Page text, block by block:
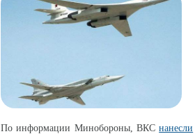
По информации Минобороны, ВКСнанесли